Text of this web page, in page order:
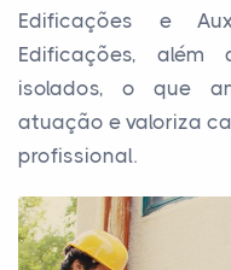
Edificações e
Edificações,
isolados, o que
atuação e valoriza
profissional.